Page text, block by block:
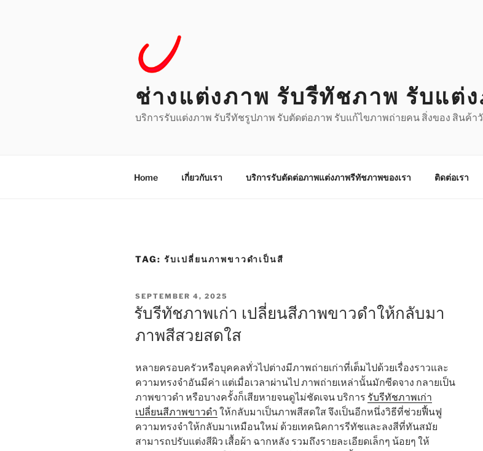
ช่างแต่งภาพ รับรีทัชภาพ รับแต่
บริการรับแต่งภาพ รับรีทัชรูปภาพ รับตัดต่อภาพ รับแก้ไขภาพถ่ายคน สิ่งของ สินค้า
Home เกี่ยวกับเรา บริการรับตัดต่อภาพแต่งภาพรีทัชภาพของเรา ติดต่อเรา
TAG: รับเปลี่ยนภาพขาวดำเป็นสี
POSTED
ON
SEPTEMBER 4, 2025
รับรีทัชภาพเก่า เปลี่ยนสีภาพขาวดำให้กลับมา
ภาพสีสวยสดใส
หลายครอบครัวหรือบุคคลทั่วไปต่างมีภาพถ่ายเก่าที่เต็มไปด้วยเรื่องราวและ
ความทรงจำอันมีค่า แต่เมื่อเวลาผ่านไป ภาพถ่ายเหล่านั้นมักซีดจาง กลายเป็น
ภาพขาวดำ หรือบางครั้งก็เสียหายจนดูไม่ชัดเจน บริการ รับรีทัชภาพเก่า
เปลี่ยนสีภาพขาวดำ ให้กลับมาเป็นภาพสีสดใส จึงเป็นอีกหนึ่งวิธีที่ช่วยฟื้นฟู
ความทรงจำให้กลับมาเหมือนใหม่ ด้วยเทคนิคการรีทัชและลงสีที่ทันสมัย
สามารถปรับแต่งสีผิว เสื้อผ้า ฉากหลัง รวมถึงรายละเอียดเล็กๆ น้อยๆ ให้